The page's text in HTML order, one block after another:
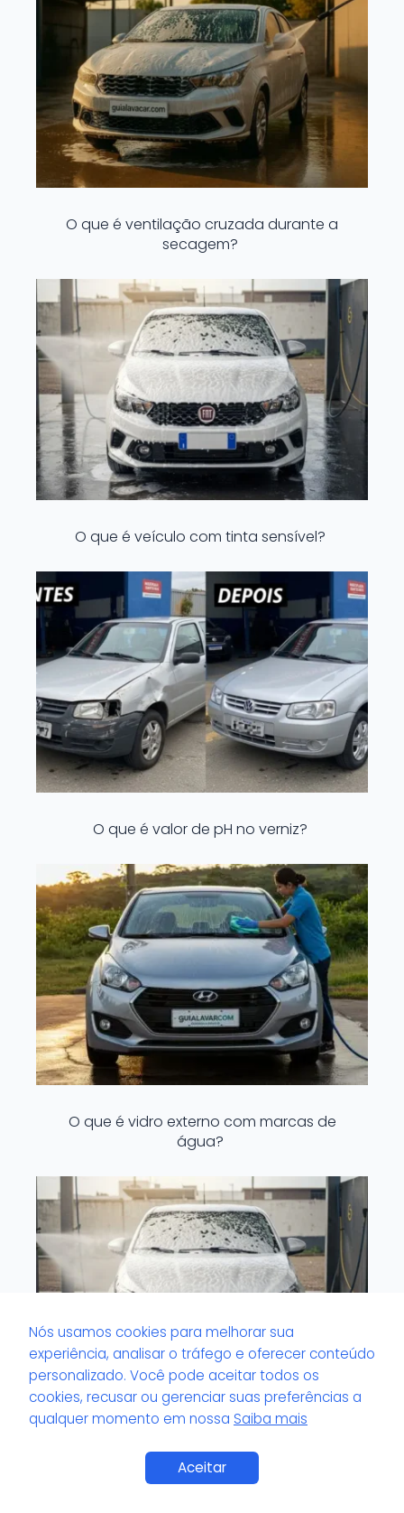
O que é ventilação cruzada durante a
secagem?
O que é veículo com tinta sensível?
O que é valor de pH no verniz?
O que é vidro externo com marcas de
água?
Nós usamos cookies para melhorar sua
experiência, analisar o tráfego e oferecer conteúdo
personalizado. Você pode aceitar todos os
cookies, recusar ou gerenciar suas preferências a
qualquer momento em nossa Saiba mais
Aceitar